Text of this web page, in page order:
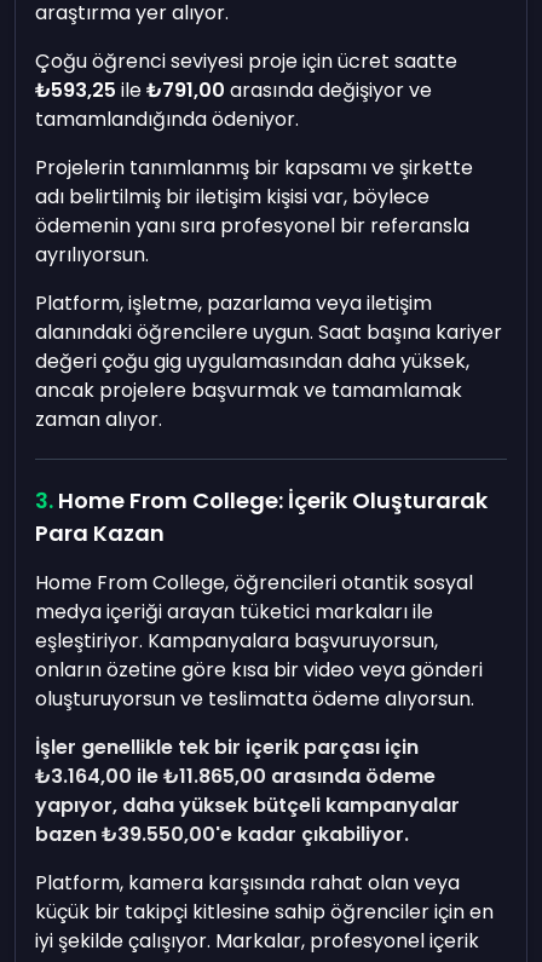
araştırma yer alıyor.
Çoğu öğrenci seviyesi proje için ücret saatte
₺593,25 ile₺791,00 arasında değişiyor ve
tamamlandığında ödeniyor.
Projelerin tanımlanmış bir kapsamı ve şirkette
adı belirtilmiş bir iletişim kişisi var, böylece
ödemenin yanı sıra profesyonel bir referansla
ayrılıyorsun.
Platform, işletme, pazarlama veya iletişim
alanındaki öğrencilere uygun. Saat başına kariyer
değeri çoğu gig uygulamasından daha yüksek,
ancak projelere başvurmak ve tamamlamak
zaman alıyor.
Home From College: İçerik Oluşturarak
Para Kazan
Home From College, öğrencileri otantik sosyal
medya içeriği arayan tüketici markaları ile
eşleştiriyor. Kampanyalara başvuruyorsun,
onların özetine göre kısa bir video veya gönderi
oluşturuyorsun ve teslimatta ödeme alıyorsun.
İşler genellikle tek bir içerik parçası için
₺3.164,00 ile₺11.865,00 arasında ödeme
yapıyor, daha yüksek bütçeli kampanyalar
bazen₺39.550,00'e kadar çıkabiliyor.
Platform, kamera karşısında rahat olan veya
küçük bir takipçi kitlesine sahip öğrenciler için en
iyi şekilde çalışıyor. Markalar, profesyonel içerik